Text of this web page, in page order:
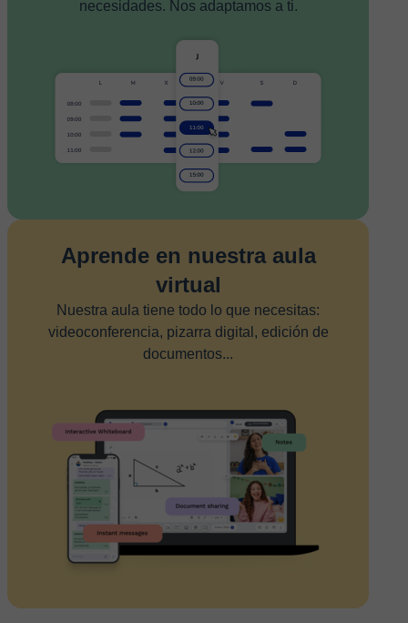
necesidades. Nos adaptamos a ti.
Aprende en nuestra aula
virtual
Nuestra aula tiene todo lo que necesitas:
videoconferencia, pizarra digital, edición de
documentos...